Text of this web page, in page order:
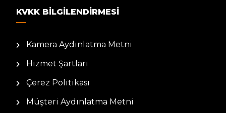
KVKK BILGILENDIRMESI
Kamera Aydınlatma Metni
Hizmet Şartları
Çerez Politikası
Müşteri Aydınlatma Metni